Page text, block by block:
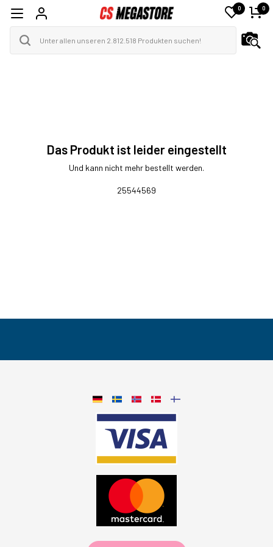
0 0
Das Produkt ist leider eingestellt
Und kann nicht mehr bestellt werden.
25544569